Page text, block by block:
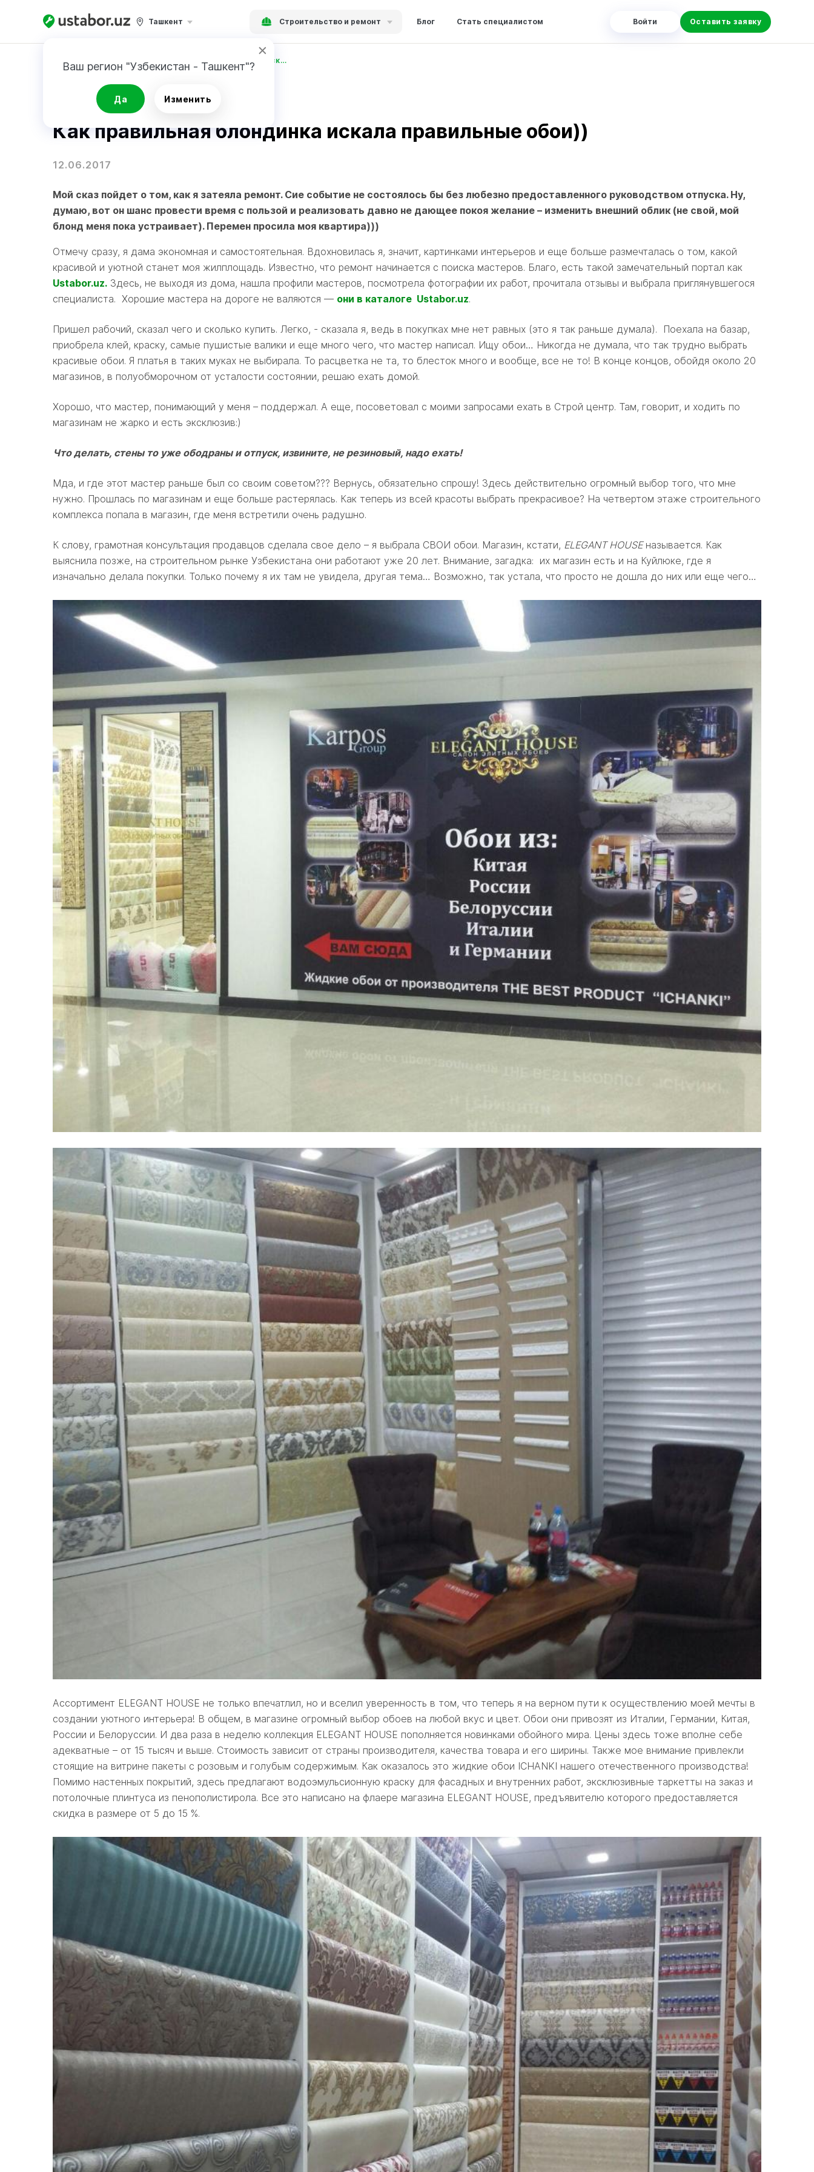
Ташкент Строительство и ремонт Блог Стать специалистом Войти Оставить заявку
Ваш регион "Узбекистан - Ташкент"?
Да Изменить
Главная Блог Как правильная блондинка искала правильные обои))
Советы по ремонту
Как правильная блондинка искала правильные обои))
12.06.2017
Мой сказ пойдет о том, как я затеяла ремонт. Сие событие не состоялось бы без любезно предоставленного руководством отпуска. Ну,
думаю, вот он шанс провести время с пользой и реализовать давно не дающее покоя желание – изменить внешний облик (не свой, мой
блонд меня пока устраивает). Перемен просила моя квартира)))
Отмечу сразу, я дама экономная и самостоятельная. Вдохновилась я, значит, картинками интерьеров и еще больше размечталась о том, какой
красивой и уютной станет моя жилплощадь. Известно, что ремонт начинается с поиска мастеров. Благо, есть такой замечательный портал как
Ustabor.uz. Здесь, не выходя из дома, нашла профили мастеров, посмотрела фотографии их работ, прочитала отзывы и выбрала приглянувшегося
специалиста. Хорошие мастера на дороге не валяются — они в каталоге Ustabor.uz.
Пришел рабочий, сказал чего и сколько купить. Легко, - сказала я, ведь в покупках мне нет равных (это я так раньше думала). Поехала на базар,
приобрела клей, краску, самые пушистые валики и еще много чего, что мастер написал. Ищу обои… Никогда не думала, что так трудно выбрать
красивые обои. Я платья в таких муках не выбирала. То расцветка не та, то блесток много и вообще, все не то! В конце концов, обойдя около 20
магазинов, в полуобморочном от усталости состоянии, решаю ехать домой.
Хорошо, что мастер, понимающий у меня – поддержал. А еще, посоветовал с моими запросами ехать в Строй центр. Там, говорит, и ходить по
магазинам не жарко и есть эксклюзив:)
Что делать, стены то уже ободраны и отпуск, извините, не резиновый, надо ехать!
Мда, и где этот мастер раньше был со своим советом??? Вернусь, обязательно спрошу! Здесь действительно огромный выбор того, что мне
нужно. Прошлась по магазинам и еще больше растерялась. Как теперь из всей красоты выбрать прекрасивое? На четвертом этаже строительного
комплекса попала в магазин, где меня встретили очень радушно.
К слову, грамотная консультация продавцов сделала свое дело – я выбрала СВОИ обои. Магазин, кстати, ELEGANTHOUSEназывается. Как
выяснила позже, на строительном рынке Узбекистана они работают уже 20 лет. Внимание, загадка: их магазин есть и на Куйлюке, где я
изначально делала покупки. Только почему я их там не увидела, другая тема… Возможно, так устала, что просто не дошла до них или еще чего…
Ассортимент ELEGANT HOUSE не только впечатлил, но и вселил уверенность в том, что теперь я на верном пути к осуществлению моей мечты в
создании уютного интерьера! В общем, в магазине огромный выбор обоев на любой вкус и цвет. Обои они привозят из Италии, Германии, Китая,
России и Белоруссии. И два раза в неделю коллекция ELEGANT HOUSE пополняется новинками обойного мира. Цены здесь тоже вполне себе
адекватные – от 15 тысяч и выше. Стоимость зависит от страны производителя, качества товара и его ширины. Также мое внимание привлекли
стоящие на витрине пакеты с розовым и голубым содержимым. Как оказалось это жидкие обои ICHANKI нашего отечественного производства!
Помимо настенных покрытий, здесь предлагают водоэмульсионную краску для фасадных и внутренних работ, эксклюзивные таркетты на заказ и
потолочные плинтуса из пенополистирола. Все это написано на флаере магазина ELEGANT HOUSE, предъявителю которого предоставляется
скидка в размере от 5 до 15 %.